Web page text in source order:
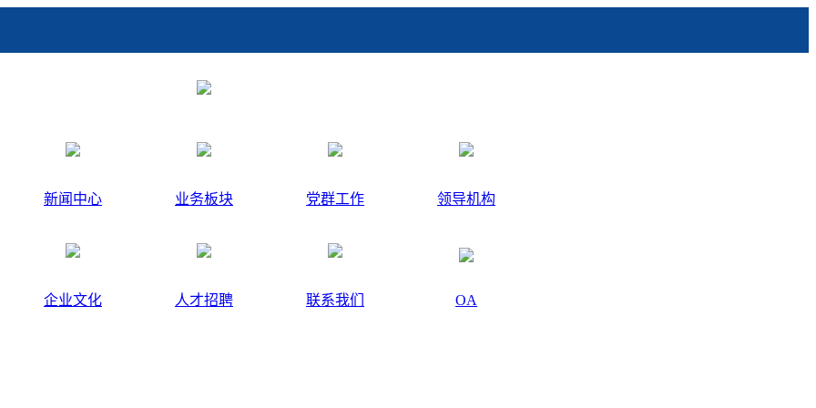
新闻中心 业务板块 党群工作 领导机构
企业文化 人才招聘 联系我们 OA